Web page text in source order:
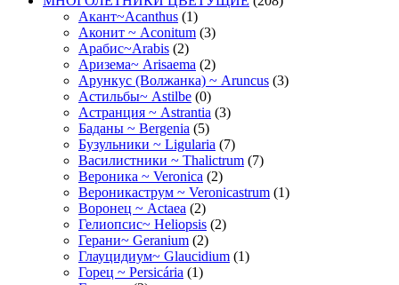
Акант~Acanthus (1)
Аконит ~ Aconitum (3)
Арабис~Arabis (2)
Аризема~ Arisaema (2)
Арункус (Волжанка) ~ Aruncus (3)
Астильбы~ Astilbe (0)
Астранция ~ Astrantia (3)
Баданы ~ Bergenia (5)
Бузульники ~ Ligularia (7)
Василистники ~ Thalictrum (7)
Вероника ~ Veronica (2)
Вероникаструм ~ Veronicastrum (1)
Воронец ~ Actaea (2)
Гелиопсис~ Heliopsis (2)
Герани~ Geranium (2)
Глауцидиум~ Glaucidium (1)
Горец ~ Persicária (1)